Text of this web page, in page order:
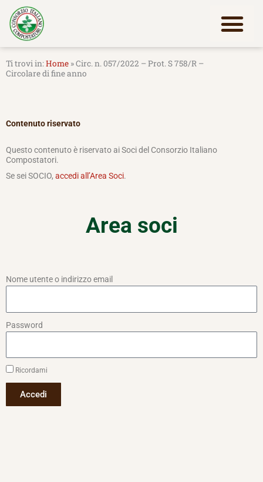
contenuto
Home »Circ. n. 057/2022 – Prot. S 758/R –
Circolare di fine anno
Contenuto riservato
Questo contenuto è riservato ai Soci del Consorzio Italiano
Compostatori.
Se sei SOCIO, accedi all’Area Soci.
Area soci
Nome utente o indirizzo email
Password
Ricordami
Accedi